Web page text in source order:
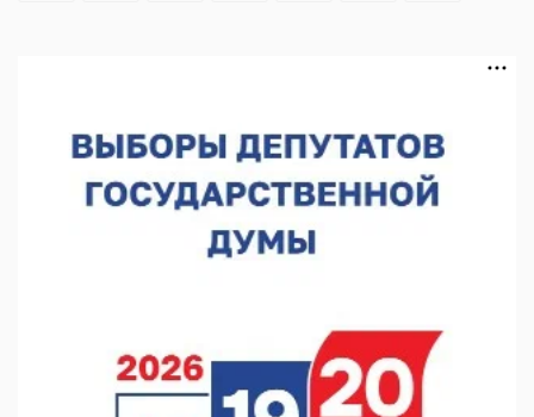
пожарного
07.08.2026 12:15
В Нижнем Новгороде прошло совещание Росгвардии